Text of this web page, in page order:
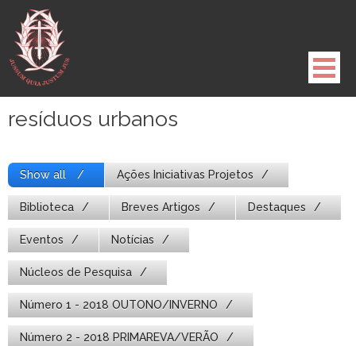
para
conteúdo
resíduos urbanos
Show all Ações Iniciativas Projetos
Biblioteca Breves Artigos Destaques
Eventos Notícias
Núcleos de Pesquisa
Número 1 - 2018 OUTONO/INVERNO
Número 2 - 2018 PRIMAREVA/VERÃO